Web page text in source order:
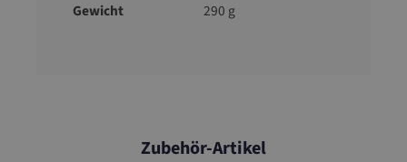
Gewicht
290 g
Zubehör-Artikel